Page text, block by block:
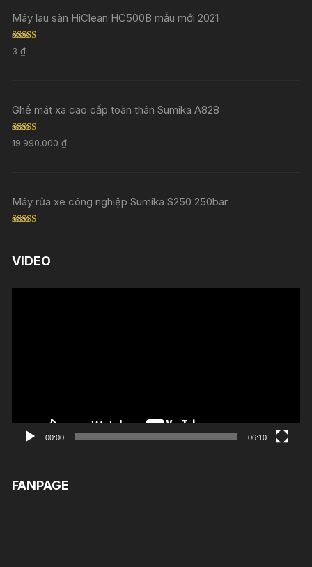
Máy lau sàn HiClean HC500B mẫu mới 2021
Rated
out of 5
3₫
Ghế mát xa cao cấp toàn thân Sumika A828
Rated5.00
out of 5
19.990.000₫
Máy rửa xe công nghiệp Sumika S250 250bar
VIDEO
00:00 06:10
FANPAGE